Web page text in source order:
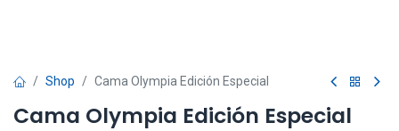
Shop Cama Olympia Edición Especial
Cama Olympia Edición Especial